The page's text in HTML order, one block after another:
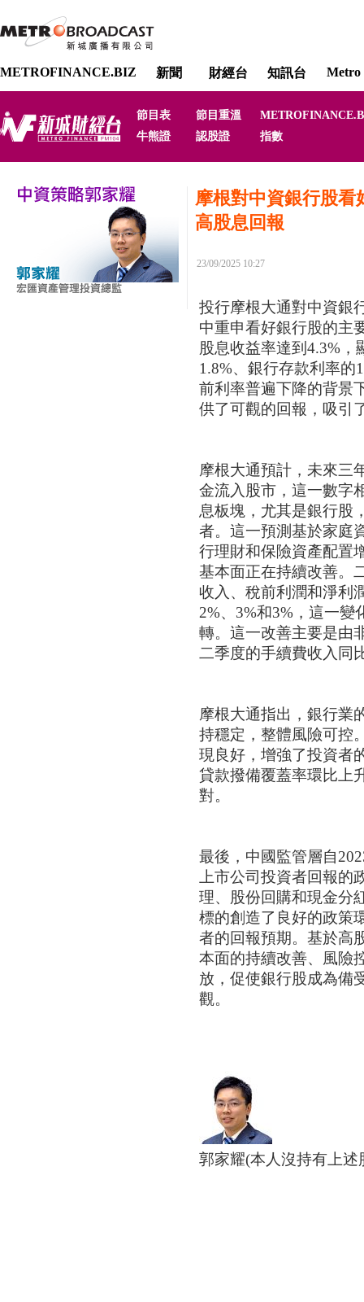
METROFINANCE.BIZ 新聞 財經台 知訊台 Metro
節目表 節目重溫
牛熊證
認股證 指數
摩根對中資銀行股看
高股息回報
23/09/2025 10:27
投行摩根大通對中資銀
中重申看好銀行股的主
股息收益率達到4.3%
1.8%、銀行存款利率的
前利率普遍下降的背景
供了可觀的回報，吸引
摩根大通預計，未來三
金流入股市，這一數字
息板塊，尤其是銀行股
者。這一預測基於家庭
行理財和保險資產配置
基本面正在持續改善。
收入、稅前利潤和淨利
2%、3%和3%，這一
轉。這一改善主要是由
二季度的手續費收入同
摩根大通指出，銀行業
持穩定，整體風險可控
現良好，增強了投資者
貸款撥備覆蓋率環比上
對。
最後，中國監管層自
上市公司投資者回報
理、股份回購和現金分
標的創造了良好的政策
者的回報預期。基於高
本面的持續改善、風險
放，促使銀行股成為備
觀。
郭家耀(本人沒持有上述